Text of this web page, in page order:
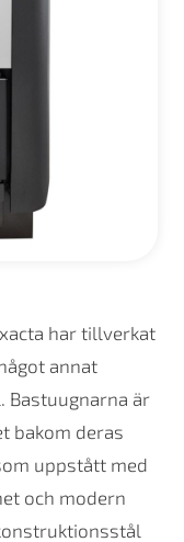
har tillverkat
annat
Bastuugnarna är
bakom deras
uppstått med
och modern